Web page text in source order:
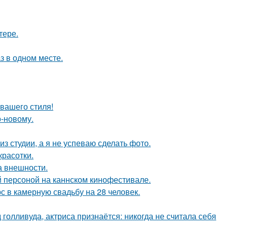
в одном месте.
стиля!
новому.
студии, а я не успеваю сделать фото.
внешности.
на каннском кинофестивале.
в камерную свадьбу на 28 человек.
актриса признаётся: никогда не считала себя